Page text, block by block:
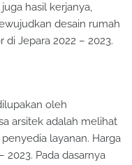
hasil kerjanya,
desain rumah
di Jepara 2022 – 2023.
oleh
arsitek adalah melihat
layanan. Harga
2023. Pada dasarnya